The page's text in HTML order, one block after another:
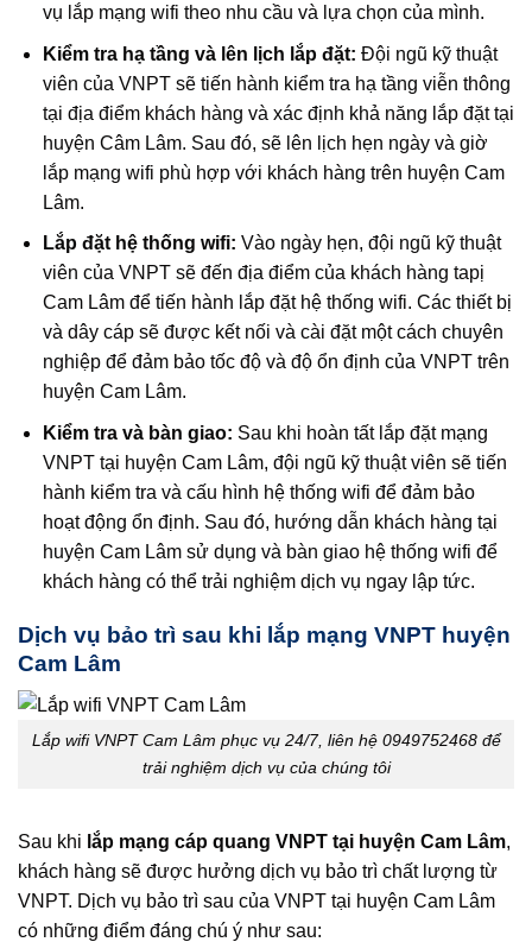
vụ lắp mạng wifi theo nhu cầu và lựa chọn của mình.
Kiểm tra hạ tầng và lên lịch lắp đặt: Đội ngũ kỹ thuật
viên của VNPT sẽ tiến hành kiểm tra hạ tầng viễn thông
tại địa điểm khách hàng và xác định khả năng lắp đặt tại
huyện Câm Lâm. Sau đó, sẽ lên lịch hẹn ngày và giờ
lắp mạng wifi phù hợp với khách hàng trên huyện Cam
Lâm.
Lắp đặt hệ thống wifi: Vào ngày hẹn, đội ngũ kỹ thuật
viên của VNPT sẽ đến địa điểm của khách hàng tapị
Cam Lâm để tiến hành lắp đặt hệ thống wifi. Các thiết bị
và dây cáp sẽ được kết nối và cài đặt một cách chuyên
nghiệp để đảm bảo tốc độ và độ ổn định của VNPT trên
huyện Cam Lâm.
Kiểm tra và bàn giao: Sau khi hoàn tất lắp đặt mạng
VNPT tại huyện Cam Lâm, đội ngũ kỹ thuật viên sẽ tiến
hành kiểm tra và cấu hình hệ thống wifi để đảm bảo
hoạt động ổn định. Sau đó, hướng dẫn khách hàng tại
huyện Cam Lâm sử dụng và bàn giao hệ thống wifi để
khách hàng có thể trải nghiệm dịch vụ ngay lập tức.
Dịch vụ bảo trì sau khi lắp mạng VNPT huyện
Cam Lâm
Lắp wifi VNPT Cam Lâm phục vụ 24/7, liên hệ 0949752468 để
trải nghiệm dịch vụ của chúng tôi
Sau khi lắp mạng cáp quang VNPT tại huyện Cam Lâm,
khách hàng sẽ được hưởng dịch vụ bảo trì chất lượng từ
VNPT. Dịch vụ bảo trì sau của VNPT tại huyện Cam Lâm
có những điểm đáng chú ý như sau: